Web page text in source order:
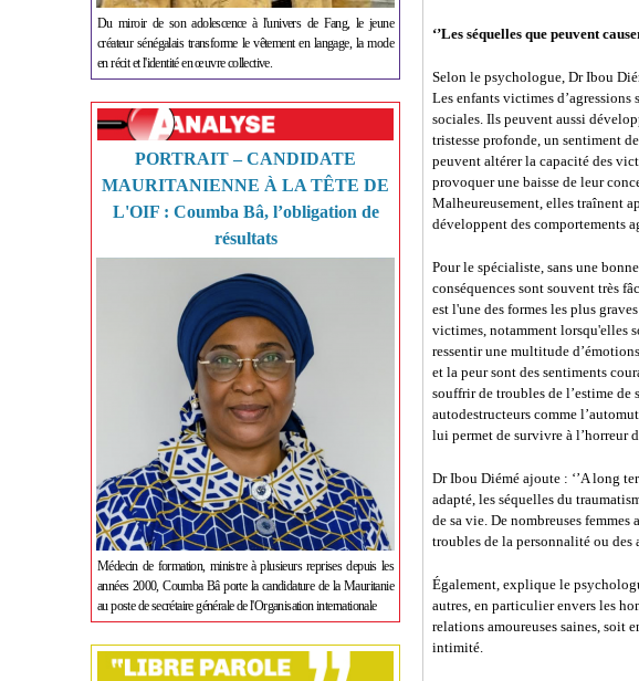
Du miroir de son adolescence à l'univers de Fang, le jeune
créateur sénégalais transforme le vêtement en langage, la mode
en récit et l'identité en œuvre collective.
PORTRAIT – CANDIDATE
MAURITANIENNE À LA TÊTE DE
L'OIF : Coumba Bâ, l’obligation de
résultats
Médecin de formation, ministre à plusieurs reprises depuis les
années 2000, Coumba Bâ porte la candidature de la Mauritanie
au poste de secrétaire générale de l'Organisation internationale
‘’Les séquelles que peuvent
Selon le psychologue, Dr Ibou
Les enfants victimes
sociales. Ils peuvent aussi
tristesse profonde, un sentiment
peuvent altérer la capacité des
provoquer une baisse de leur
Malheureusement, elles traînent
développent des comportements
Pour le spécialiste, sans une
conséquences sont souvent très
est l'une des formes les plus
victimes, notamment lorsqu'elles
ressentir une multitude
et la peur sont des sentiments
souffrir de troubles de l’estime de
autodestructeurs comme
lui permet de survivre à l’horreur
Dr Ibou Diémé ajoute : ‘’A long
adapté, les séquelles du
de sa vie. De nombreuses
troubles de la personnalité ou des
Également, explique le
autres, en particulier envers les
relations amoureuses saines, soit
intimité.